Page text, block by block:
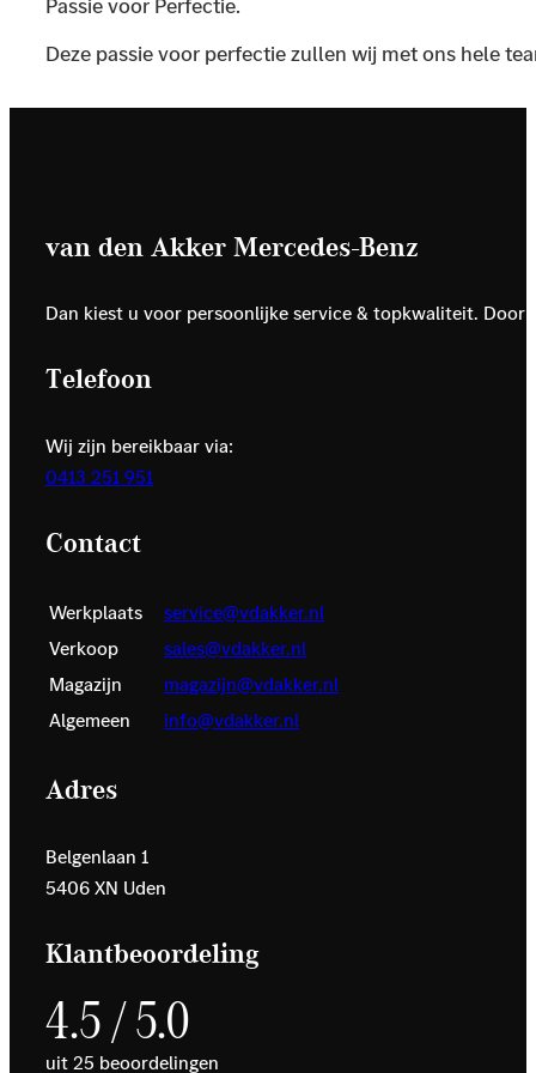
Deze passie voor perfectie zullen wij met ons hele
van den Akker Mercedes-Benz
Dan kiest u voor persoonlijke service & topkwaliteit.
Telefoon
Wij zijn bereikbaar via:
0413 251 951
Contact
Werkplaats
service@vdakker.nl
Verkoop
sales@vdakker.nl
Magazijn
magazijn@vdakker.nl
Algemeen
info@vdakker.nl
Adres
Belgenlaan 1
5406 XN Uden
Klantbeoordeling
4.5 / 5.0
uit 25 beoordelingen